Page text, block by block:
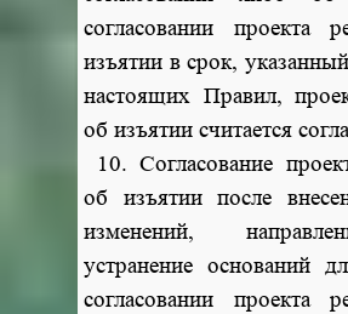
согласовании проекта
изъятии в срок,
настоящих Правил,
об изъятии считается
10. Согласование
об изъятии после
изменений,
устранение оснований
согласовании проекта